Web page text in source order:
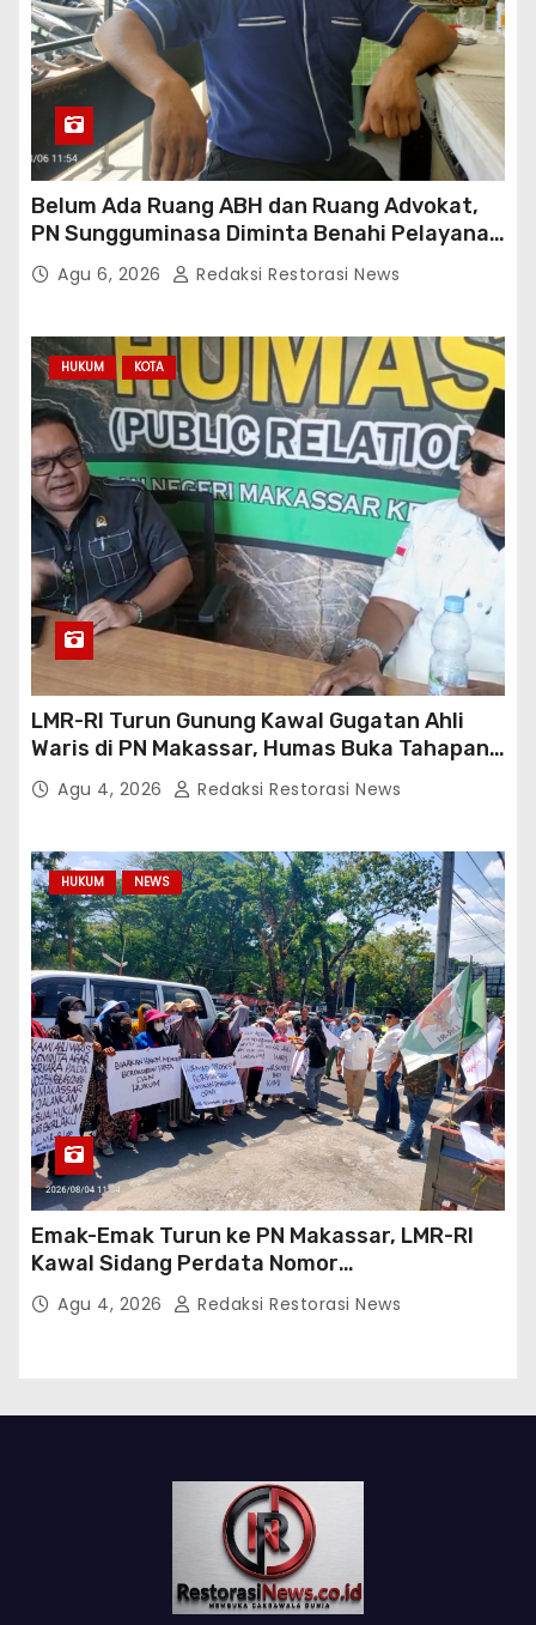
Belum Ada Ruang ABH dan Ruang Advokat,
PN Sungguminasa Diminta Benahi Pelayanan
PublikAgu 6, 2026 Redaksi Restorasi News
HUKUM KOTA
LMR-RI Turun Gunung Kawal Gugatan Ahli
Waris di PN Makassar, Humas Buka Tahapan
Persidangan
Agu 4, 2026 Redaksi Restorasi News
HUKUM NEWS
Emak-Emak Turun ke PN Makassar, LMR-RI
Kawal Sidang Perdata Nomor
254/Pdt.G/2026/PN Mks
Agu 4, 2026 Redaksi Restorasi News